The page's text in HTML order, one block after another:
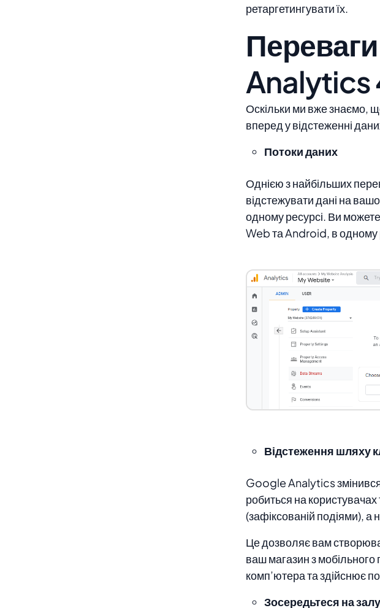
ретаргетингувати їх.
Analytics
Оскільки ми вже знаємо,
вперед у відстеженні
Потоки даних
Однією з найбільших
відстежувати дані на
одному ресурсі. Ви
Web та Android, в одному
Відстеження шляху
Google Analytics змінився
робиться на
(зафіксованій подіями), а
Це дозволяє вам
ваш магазин з мобільного
комп’ютера та здійснює
Зосередьтеся на